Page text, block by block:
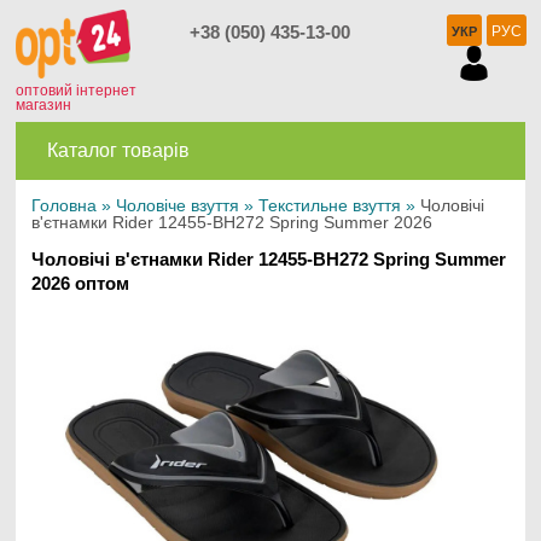
оптовий інтернет
магазин
+38 (050) 435-13-00 УКР РУС
Каталог товарів
Головна » Чоловіче взуття » Текстильне взуття » Чоловічі
в'єтнамки Rider 12455-BH272 Spring Summer 2026
Чоловічі в'єтнамки Rider 12455-BH272 Spring Summer
2026 оптом